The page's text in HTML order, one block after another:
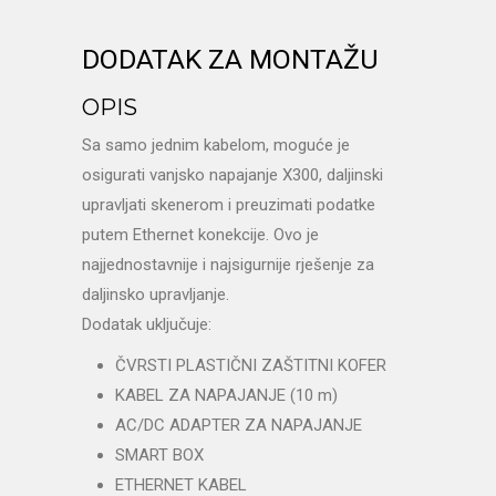
DODATAK ZA MONTAŽU
OPIS
Sa samo jednim kabelom, moguće je
osigurati vanjsko napajanje X300, daljinski
upravljati skenerom i preuzimati podatke
putem Ethernet konekcije. Ovo je
najjednostavnije i najsigurnije rješenje za
daljinsko upravljanje.
Dodatak uključuje:
ČVRSTI PLASTIČNI ZAŠTITNI KOFER
KABEL ZA NAPAJANJE (10 m)
AC/DC ADAPTER ZA NAPAJANJE
SMART BOX
ETHERNET KABEL